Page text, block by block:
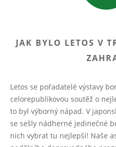
JAK BYLO LETOS V
Letos se pořadatelé výstavy
celorepublikovou soutěž o
to byl výborný nápad. V
se sešly nádherné jedinečné
nich vybrat tu nejlepší! Naše